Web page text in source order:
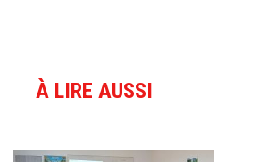
À LIRE AUSSI